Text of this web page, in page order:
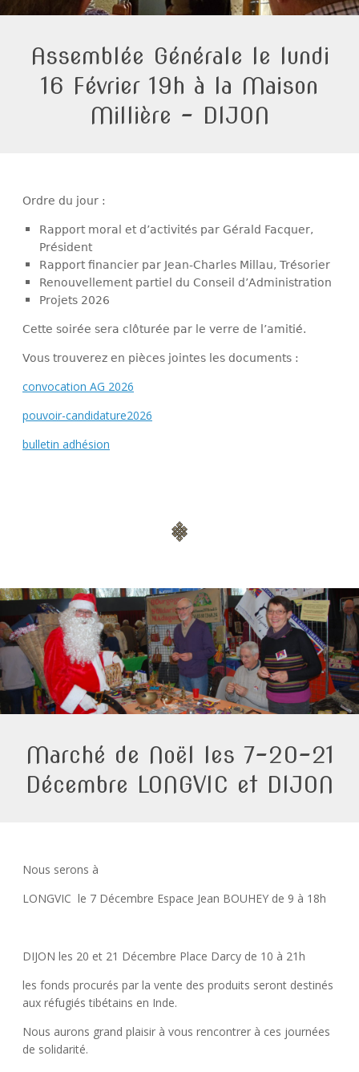
Assemblée Générale le lundi
16 Février 19h à la Maison
Millière – DIJON
Ordre du jour :
Rapport moral et d’activités par Gérald Facquer,
Président
Rapport financier par Jean-Charles Millau, Trésorier
Renouvellement partiel du Conseil d’Administration
Projets 2026
Cette soirée sera clôturée par le verre de l’amitié.
Vous trouverez en pièces jointes les documents :
convocation AG 2026
pouvoir-candidature2026
bulletin adhésion
Marché de Noël les 7-20-21
Décembre LONGVIC et DIJON
Nous serons à
LONGVIC le 7 Décembre Espace Jean BOUHEY de 9 à 18h
DIJON les 20 et 21 Décembre Place Darcy de 10 à 21h
les fonds procurés par la vente des produits seront destinés
aux réfugiés tibétains en Inde.
Nous aurons grand plaisir à vous rencontrer à ces journées
de solidarité.